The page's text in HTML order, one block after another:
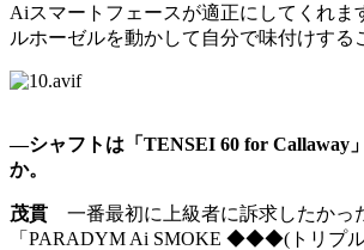
Aiスマートフェースが適正にしてくれま
ルホーゼルを動かして自分で味付けする
―シャフトは「TENSEI 60 for Callaway
か。
茂貫 一番最初に上級者に訴求したかっ
「PARADYM Ai SMOKE ◆◆◆(トリプ